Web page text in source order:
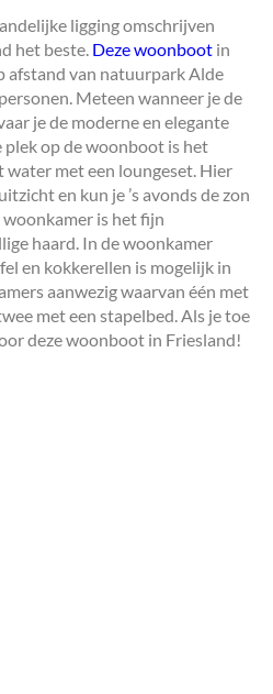
ligging omschrijven
het beste. Deze woonboot in
afstand van natuurpark Alde
Meteen wanneer je de
je de moderne en elegante
plek op de woonboot is het
met een loungeset. Hier
en kun je ’s avonds de zon
woonkamer is het fijn
haard. In de woonkamer
en kokkerellen is mogelijk in
aanwezig waarvan één met
met een stapelbed. Als je toe
deze woonboot in Friesland!